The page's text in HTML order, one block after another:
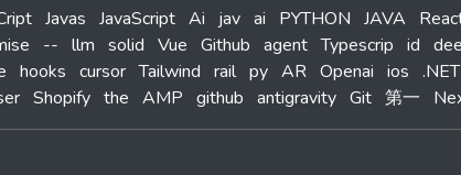
Javas JavaScript Ai jav ai PYTHON JAVA
-- llm solid Vue Github agent Typescrip id
hooks cursor Tailwind rail py AR Openai ios .NET
Shopify the AMP github antigravity Git 第一